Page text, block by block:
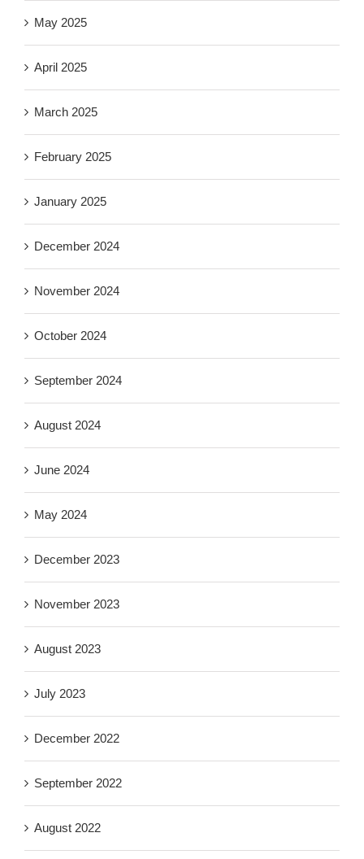
May 2025
April 2025
March 2025
February 2025
January 2025
December 2024
November 2024
October 2024
September 2024
August 2024
June 2024
May 2024
December 2023
November 2023
August 2023
July 2023
December 2022
September 2022
August 2022